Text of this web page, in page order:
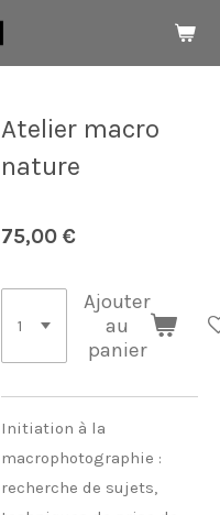
Atelier macro
nature
75,00 €
Ajouter
au
panier
Initiation à la
macrophotographie :
recherche de sujets,